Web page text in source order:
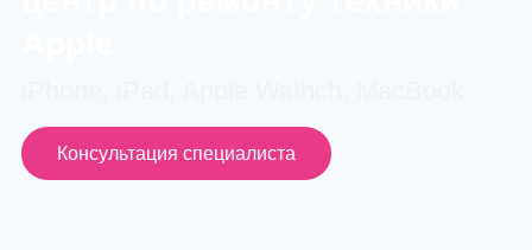
Консультация специалиста